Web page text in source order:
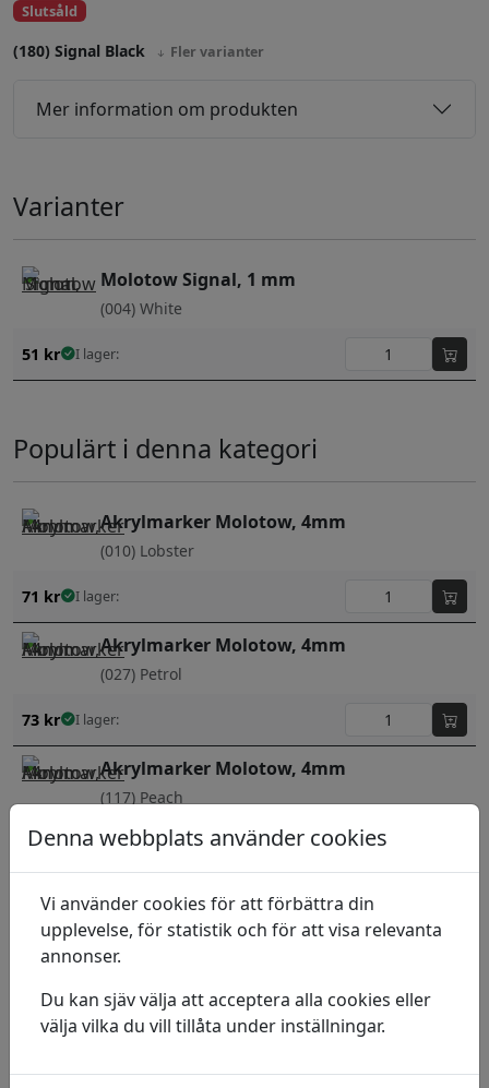
Slutsåld
(180) Signal Black Fler varianter
Mer information om produkten
Varianter
Molotow Signal, 1 mm
(004) White
51 kr I lager:
Populärt i denna kategori
Akrylmarker Molotow, 4mm
(010) Lobster
71 kr I lager:
Akrylmarker Molotow, 4mm
(027) Petrol
73 kr I lager:
Akrylmarker Molotow, 4mm
(117) Peach
72kr I lager:
Akrylmarker Molotow, 4mm
(092) Hazelnut
72kr I lager:
Akrylmarker Molotow, 4mm
Denna webbplats använder cookies
Vi använder cookies för att förbättra din
upplevelse, för statistik och för att visa relevanta
annonser.
Du kan sjäv välja att acceptera alla cookies eller
välja vilka du vill tillåta under inställningar.